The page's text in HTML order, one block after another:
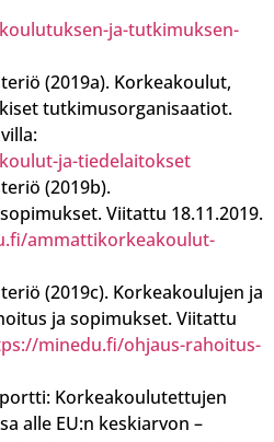
ja-tutkimuksen-
(2019a). Korkeakoulut,
tutkimusorganisaatiot.
ja-tiedelaitokset
(2019b).
Viitattu 18.11.2019.
ammattikorkeakoulut-
(2019c). Korkeakoulujen ja
ja sopimukset. Viitattu
minedu.fi/ohjaus-rahoitus-
Korkeakoulutettujen
alle EU:n keskiarvon –